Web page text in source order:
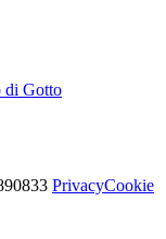
di Gotto
PrivacyCookie